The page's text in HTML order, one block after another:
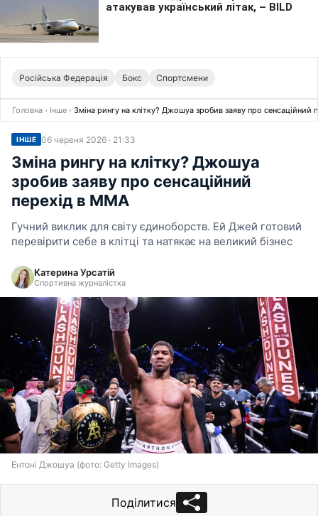
Російська Федерація Бокс Спортсмени
Головна › Інше › Зміна рингу на клітку? Джошуа зробив заяву про сенсаційний
ІНШЕ 06 червня 2026 · 21:33
Зміна рингу на клітку? Джошуа
зробив заяву про сенсаційний
перехід в ММА
Гучний виклик для світу єдиноборств. Ей Джей готовий
перевірити себе в клітці та натякає на великий бізнес
Катерина Урсатій
Спортивна журналістка
Ентоні Джошуа (фото: Getty Images)
Поділитися